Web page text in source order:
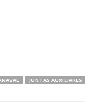
JUNTAS AUXILIARES